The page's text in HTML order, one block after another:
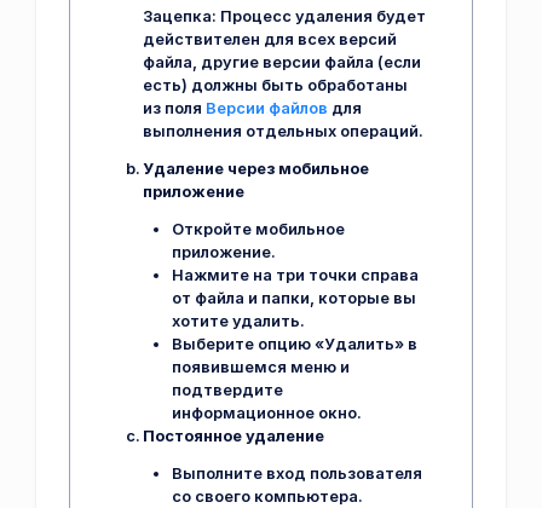
Зацепка: Процесс удаления будет
действителен для всех версий
файла, другие версии файла (если
есть) должны быть обработаны
из поля Версии файлов для
выполнения отдельных операций.
Удаление через мобильное
приложение
Откройте мобильное
приложение.
Нажмите на три точки справа
от файла и папки, которые вы
хотите удалить.
Выберите опцию «Удалить» в
появившемся меню и
подтвердите
информационное окно.
Постоянное удаление
Выполните вход пользователя
со своего компьютера.